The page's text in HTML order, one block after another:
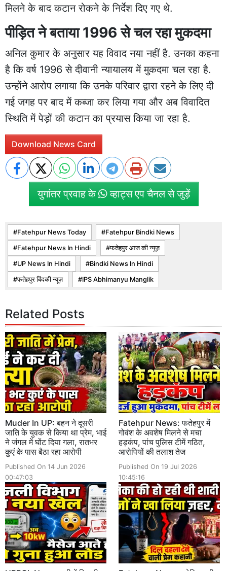
मिलने के बाद कटान रोकने के निर्देश दिए गए थे.
पीड़ित ने बताया 1996 से चल रहा मुकदमा
अनिल कुमार के अनुसार यह विवाद नया नहीं है. उनका कहना
है कि वर्ष 1996 से दीवानी न्यायालय में मुकदमा चल रहा है.
उन्होंने आरोप लगाया कि उनके परिवार द्वारा रहने के लिए दी
गई जगह पर बाद में कब्जा कर लिया गया और अब विवादित
स्थिति में पेड़ों की कटान का प्रयास किया जा रहा है.
Download News Card
युगांतर प्रवाह के व्हाट्स एप चैनल से जुड़ें
Fatehpur News Today Fatehpur Bindki News
Fatehpur News In Hindi फतेहपुर आज की न्यूज़
UP News In Hindi Bindki News In Hindi
फतेहपुर बिंदकी न्यूज़ IPS Abhimanyu Manglik
Related Posts
Muder In UP: बहन ने दूसरी
जाति के युवक से किया था प्रेम, भाई
ने जंगल में घोंट दिया गला, रातभर
कुएं के पास बैठा रहा आरोपी
Published On 14 Jun 2026
00:47:03
Fatehpur News: फतेहपुर में
गोवंश के अवशेष मिलने से मचा
हड़कंप, पांच पुलिस टीमें गठित,
आरोपियों की तलाश तेज
Published On 19 Jul 2026
10:45:16